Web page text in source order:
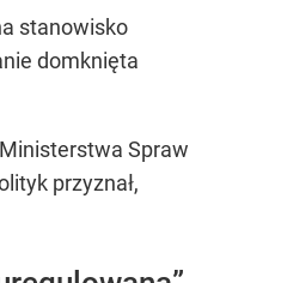
stanowisko
domknięta
Spraw
przyznał,